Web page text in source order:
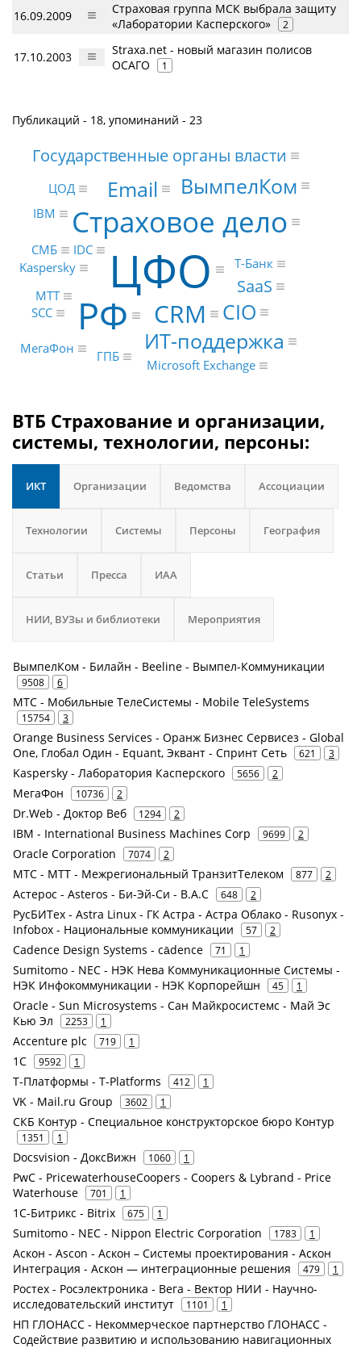
16.09.2009
Страховая группа МСК выбрала защиту
«Лаборатории Касперского»
2
17.10.2003
Straxa.net - новый магазин полисов
ОСАГО
1
Публикаций - 18, упоминаний - 23
ЦФО
РФ
Страховое дело
CRM
ВымпелКом
CIO
Email
ИТ-поддержка
SaaS
Государственные органы власти
Т-Банк
ЦОД
СМБ
IDC
Kaspersky
МегаФон
IBM
МТТ
SCC
ГПБ
Microsoft Exchange
ВТБ Страхование и организации,
системы, технологии, персоны:
ИКТ Организации Ведомства Ассоциации
Технологии Системы Персоны География
Статьи Пресса ИАА
НИИ, ВУЗы и библиотеки Мероприятия
ВымпелКом - Билайн - Beeline - Вымпел-Коммуникации
9508 6
МТС - Мобильные ТелеСистемы - Mobile TeleSystems
15754 3
Orange Business Services - Оранж Бизнес Сервисез - Global
One, Глобал Один - Equant, Эквант - Спринт Сеть
621 3
Kaspersky - Лаборатория Касперского 5656 2
МегаФон 10736 2
Dr.Web - Доктор Веб 1294 2
IBM - International Business Machines Corp 9699 2
Oracle Corporation 7074 2
МТС - МТТ - Межрегиональный ТранзитТелеком 877 2
Астерос - Asteros - Би-Эй-Си - B.A.C 648 2
РусБИТех - Astra Linux - ГК Астра - Астра Облако - Rusonyx -
Infobox - Национальные коммуникации
57 2
Cadence Design Systems - cādence 71 1
Sumitomo - NEC - НЭК Нева Коммуникационные Системы -
НЭК Инфокоммуникации - НЭК Корпорейшн
45 1
Oracle - Sun Microsystems - Сан Майкросистемс - Май Эс
Кью Эл
2253 1
Accenture plc 719 1
1С 9592 1
Т-Платформы - T-Platforms 412 1
VK - Mail.ru Group 3602 1
СКБ Контур - Специальное конструкторское бюро Контур
1351 1
Docsvision - ДоксВижн 1060 1
PwC - PricewaterhouseCoopers - Coopers & Lybrand - Price
Waterhouse
701 1
1С-Битрикс - Bitrix 675 1
Sumitomo - NEC - Nippon Electric Corporation 1783 1
Аскон - Ascon - Аскон – Системы проектирования - Аскон
Интеграция - Аскон — интеграционные решения
479 1
Ростех - Росэлектроника - Вега - Вектор НИИ - Научно-
исследовательский институт
1101 1
НП ГЛОНАСС - Некоммерческое партнерство ГЛОНАСС -
Содействие развитию и использованию навигационных